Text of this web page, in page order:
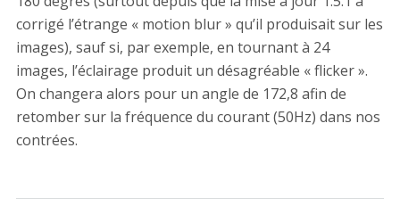
corrigé l’étrange « motion blur » qu’il produisait sur les
images), sauf si, par exemple, en tournant à 24
images, l’éclairage produit un désagréable « flicker ».
On changera alors pour un angle de 172,8 afin de
retomber sur la fréquence du courant (50Hz) dans nos
contrées.